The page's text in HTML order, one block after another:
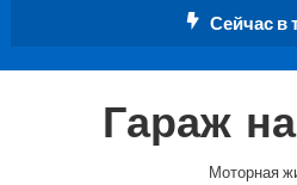
Сейчас в
Гараж
Моторная